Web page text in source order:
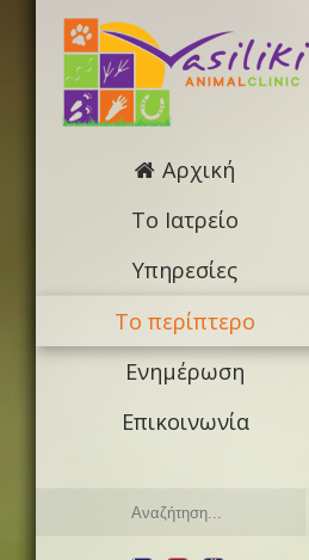
Αρχική
Το Ιατρείο
Υπηρεσίες
Το περίπτερο
Ενημέρωση
Επικοινωνία